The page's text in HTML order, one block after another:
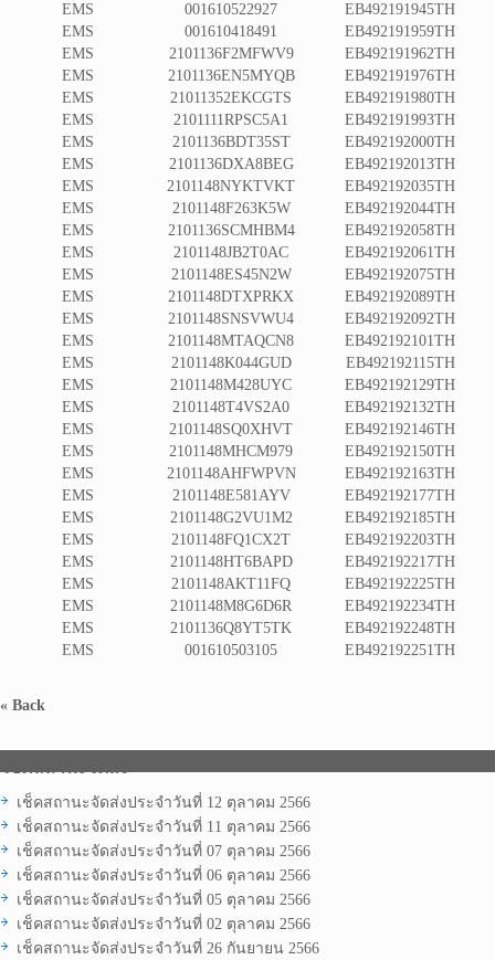
EMS
001610522927
EB492191945TH
EMS
001610418491
EB492191959TH
EMS
2101136F2MFWV9
EB492191962TH
EMS
2101136EN5MYQB
EB492191976TH
EMS
21011352EKCGTS
EB492191980TH
EMS
2101111RPSC5A1
EB492191993TH
EMS
2101136BDT35ST
EB492192000TH
EMS
2101136DXA8BEG
EB492192013TH
EMS
2101148NYKTVKT
EB492192035TH
EMS
2101148F263K5W
EB492192044TH
EMS
2101136SCMHBM4
EB492192058TH
EMS
2101148JB2T0AC
EB492192061TH
EMS
2101148ES45N2W
EB492192075TH
EMS
2101148DTXPRKX
EB492192089TH
EMS
2101148SNSVWU4
EB492192092TH
EMS
2101148MTAQCN8
EB492192101TH
EMS
2101148K044GUD
EB492192115TH
EMS
2101148M428UYC
EB492192129TH
EMS
2101148T4VS2A0
EB492192132TH
EMS
2101148SQ0XHVT
EB492192146TH
EMS
2101148MHCM979
EB492192150TH
EMS
2101148AHFWPVN
EB492192163TH
EMS
2101148E581AYV
EB492192177TH
EMS
2101148G2VU1M2
EB492192185TH
EMS
2101148FQ1CX2T
EB492192203TH
EMS
2101148HT6BAPD
EB492192217TH
EMS
2101148AKT11FQ
EB492192225TH
EMS
2101148M8G6D6R
EB492192234TH
EMS
2101136Q8YT5TK
EB492192248TH
EMS
001610503105 EB492192251TH
« Back
เช็คสถานะจัดส่ง
เช็คสถานะจัดส่งประจำวันที่ 12 ตุลาคม 2566
เช็คสถานะจัดส่งประจำวันที่ 11 ตุลาคม 2566
เช็คสถานะจัดส่งประจำวันที่ 07 ตุลาคม 2566
เช็คสถานะจัดส่งประจำวันที่ 06 ตุลาคม 2566
เช็คสถานะจัดส่งประจำวันที่ 05 ตุลาคม 2566
เช็คสถานะจัดส่งประจำวันที่ 02 ตุลาคม 2566
เช็คสถานะจัดส่งประจำวันที่ 26 กันยายน 2566